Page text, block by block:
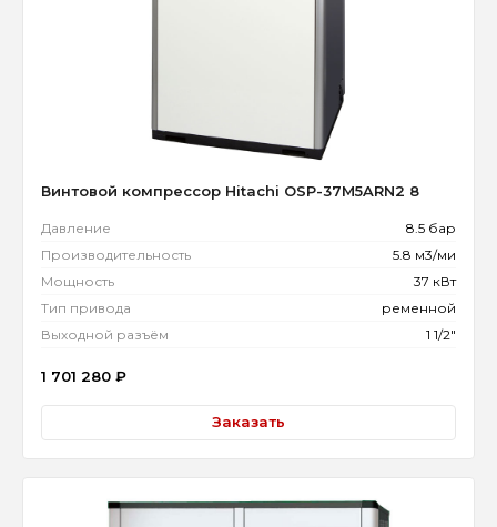
Винтовой компрессор Hitachi OSP-37M5ARN2 8
Давление
8.5 бар
Производительность
5.8 м3/ми
Мощность
37 кВт
Тип привода
ременной
Выходной разъём
1 1/2"
1 701 280 ₽
Заказать